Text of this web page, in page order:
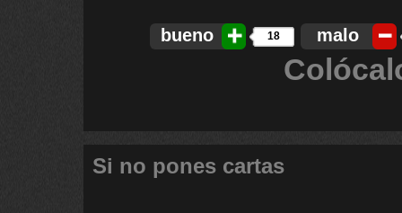
bueno 18 malo
Si no pones cartas